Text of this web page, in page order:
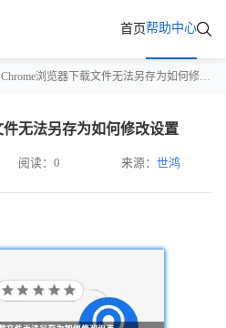
首页帮助中心
浏览器下载文件无法另存为如何修改设置
无法另存为如何修改设置
阅读：0 来源：世鸿